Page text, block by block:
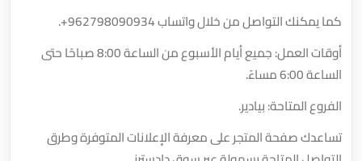
كما يمكنك التواصل من خلال واتساب+962798090934
.
أوقات العمل: جميع أيام الأسبوع من الساعة 8:00 صباحًا حتى
الساعة 6:00 مساءً.
الفروع المتاحة: بيادير.
تساعدك صفحة المتجر على معرفة الإعلانات المتوفرة وطرق